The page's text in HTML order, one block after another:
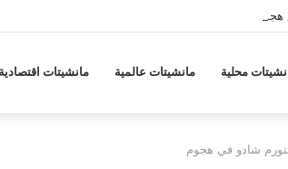
منسقة من حلفاء لإيران
محلية مانشيتات عالمية مانشيتات اقتصادية
شادو في هجوم